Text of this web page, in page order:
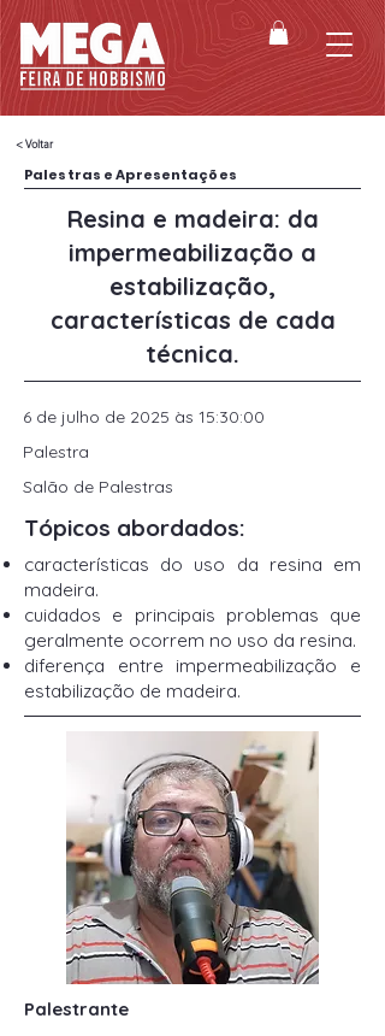
< Voltar
Palestras e Apresentações
Resina e madeira: da
impermeabilização a
estabilização,
características de cada
técnica.
6 de julho de 2025 às 15:30:00
Palestra
Salão de Palestras
Tópicos abordados:
características do uso da resina em
madeira.
cuidados e principais problemas que
geralmente ocorrem no uso da resina.
diferença entre impermeabilização e
estabilização de madeira.
Palestrante